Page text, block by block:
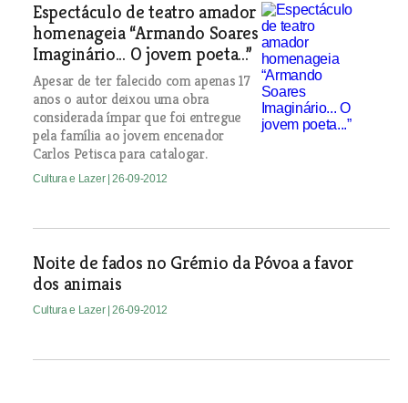
Espectáculo de teatro amador
homenageia “Armando Soares
Imaginário... O jovem poeta...”
Apesar de ter falecido com apenas 17
anos o autor deixou uma obra
considerada ímpar que foi entregue
pela família ao jovem encenador
Carlos Petisca para catalogar.
Cultura e Lazer | 26-09-2012
Noite de fados no Grémio da Póvoa a favor
dos animais
Cultura e Lazer | 26-09-2012